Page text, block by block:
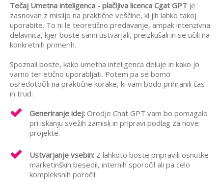
Tečaj Umetna inteligenca - plačljiva licenca Cgat GPT je
zasnovan z mislijo na praktične veščine, ki jih lahko takoj
uporabite. To ni le teoretično predavanje, ampak intenzivna
delavnica, kjer boste sami ustvarjali, preizkušali in se učili na
konkretnih primerih.
Spoznali boste, kako umetna inteligenca deluje in kako jo
varno ter etično uporabljati. Potem pa se bomo
osredotočili na praktične korake, ki vam bodo prihranili čas
in trud:
Generiranje idej: Orodje Chat GPT vam bo pomagalo
pri iskanju svežih zamisli in pripravi podlag za nove
projekte.
Ustvarjanje vsebin: Z lahkoto boste pripravili osnutke
marketinških besedil, internih sporočil ali pa celo
kompleksnih poročil.